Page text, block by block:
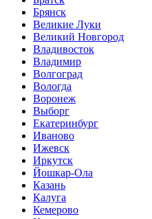
Брянск
Великие Луки
Великий Новгород
Владивосток
Владимир
Волгоград
Вологда
Воронеж
Выборг
Екатеринбург
Иваново
Ижевск
Иркутск
Йошкар-Ола
Казань
Калуга
Кемерово